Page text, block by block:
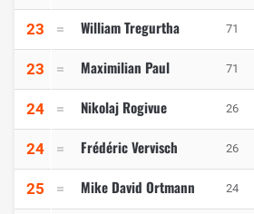
23 William Tregurtha 71
23 Maximilian Paul 71
24 Nikolaj Rogivue 26
24 Frédéric Vervisch 26
25 Mike David Ortmann 24